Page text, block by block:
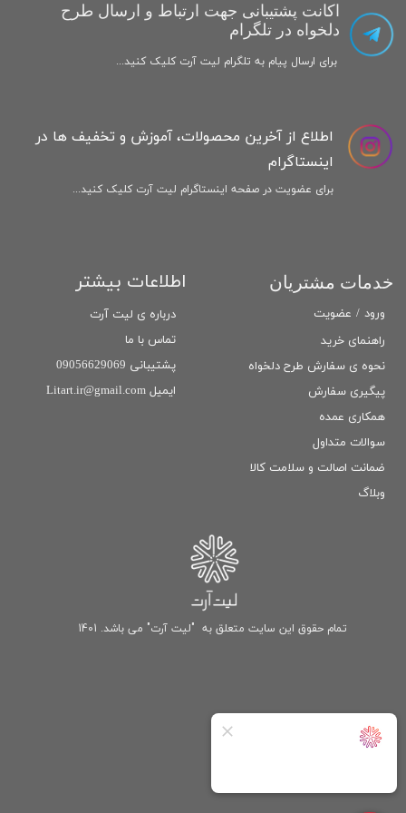
راهنمای خرید
نحوه ی سفارش طرح دلخواه
پیگیری سفارش
همکاری عمده
سوالات متداول
ضمانت اصالت و سلامت كالا
وبلاگ
خدمات مشتریان
اکانت پشتیبانی جهت ارتباط و ارسال طرح
دلخواه در تلگرام
برای ارسال پیام به تلگرام لیت آرت کلیک کنید...
اطلاعات بیشتر
درباره ی لیت آرت
تماس با ما
پشتیبانی 09056629069
ایمیل Litart.ir@gmail.com
تمام حقوق این سایت متعلق به "لیت آرت" می باشد. 1401
اطلاع از آخرین محصولات، آموزش و تخفیف ها در
اینستاگرام
برای عضویت در صفحه اینستاگرام لیت آرت کلیک کنید...
ورود / عضویت